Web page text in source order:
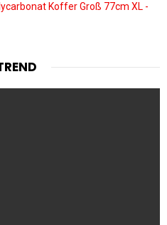
Koffer Groß 77cm XL -